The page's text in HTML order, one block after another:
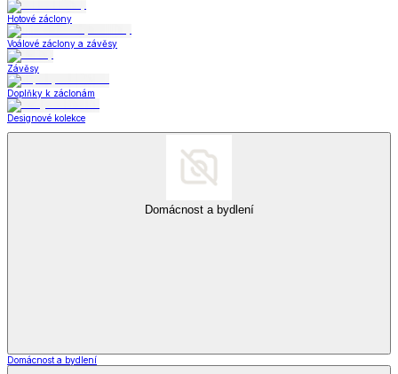
Hotové záclony
Voálové záclony a závěsy
Závěsy
Doplňky k záclonám
Designové kolekce
Domácnost a bydlení
Domácnost a bydlení